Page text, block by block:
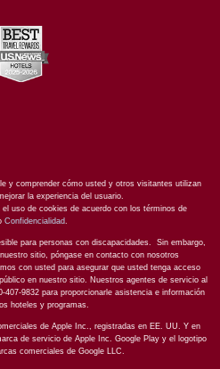
y comprender cómo usted y otros visitantes utilizan
la experiencia del usuario.
uso de cookies de acuerdo con los términos de
Confidencialidad.
para personas con discapacidades. Sin embargo,
sitio, póngase en contacto con nosotros
con usted para asegurar que usted tenga acceso
en nuestro sitio. Nuestros agentes de servicio al
9832 para proporcionarle asistencia e información
hoteles y programas.
de Apple Inc., registradas en EE. UU. Y en
de servicio de Apple Inc. Google Play y el logotipo
comerciales de Google LLC.